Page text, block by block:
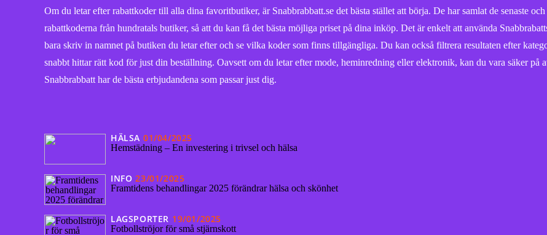
Om du letar efter rabattkoder till alla dina favoritbutiker, är Snabbrabbatt.se det bästa stället att börja. De har samlat de senaste och
rabattkoderna från hundratals butiker, så att du kan få det bästa möjliga priset på dina inköp. Det är enkelt att använda
bara skriv in namnet på butiken du letar efter och se vilka koder som finns tillgängliga. Du kan också filtrera resultaten efter
snabbt hittar rätt kod för just din beställning. Oavsett om du letar efter mode, heminredning eller elektronik, kan du vara säker på
Snabbrabbatt har de bästa erbjudandena som passar just dig.
HÄLSA 01/04/2025
Hemstädning – En investering i trivsel och hälsa
INFO 23/01/2025
Framtidens behandlingar 2025 förändrar hälsa och skönhet
LAGSPORTER 19/01/2025
Fotbollströjor för små stjärnskott